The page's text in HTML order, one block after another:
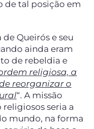
de tal posição em
Queirós e seu
ainda eram
de rebeldia e
religiosa, a
reorganizar o
“. A missão
seria a
mundo, na forma